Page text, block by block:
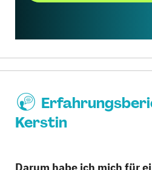
Kerstin